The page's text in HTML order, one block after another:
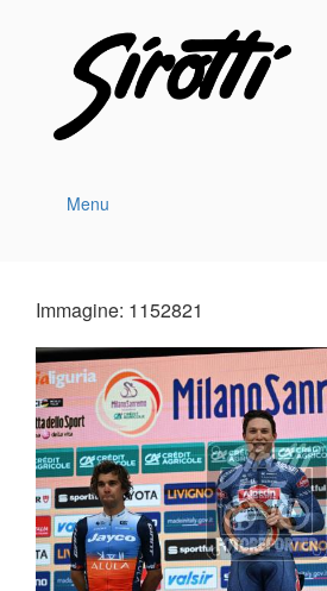
Menu
Immagine: 1152821